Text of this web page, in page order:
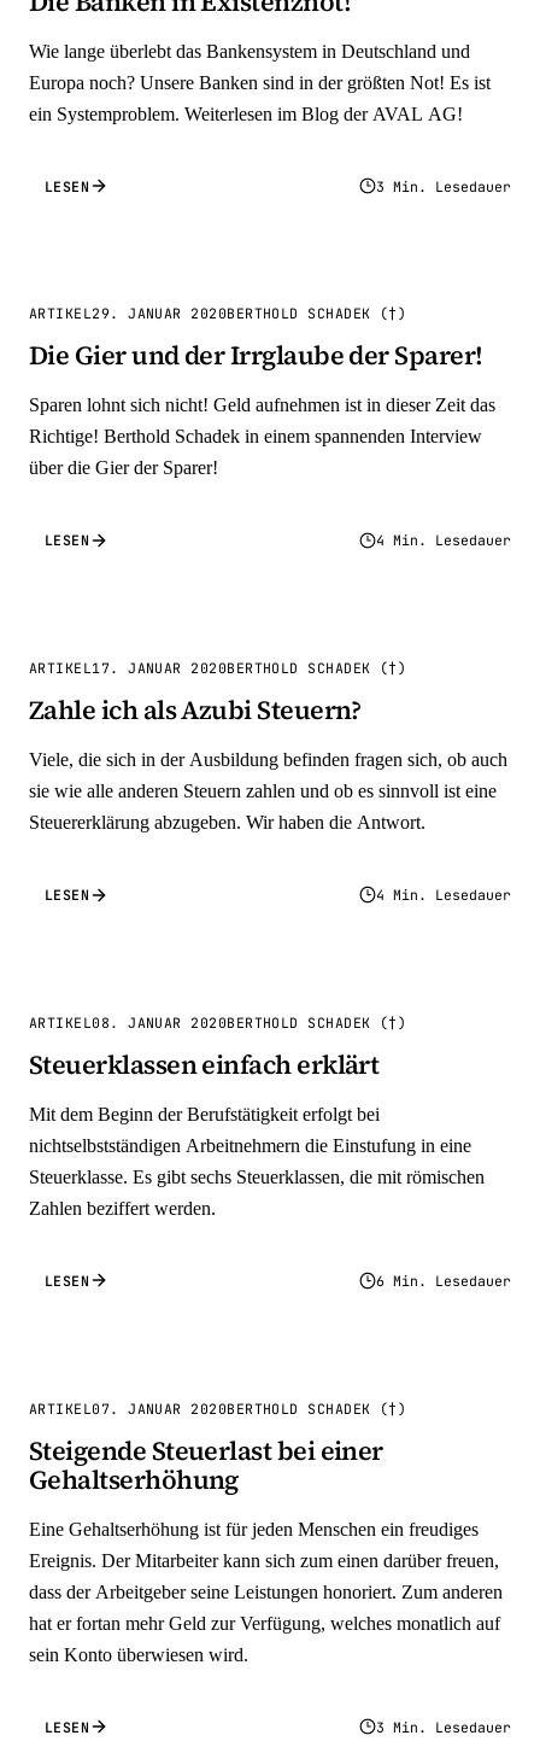
Wie lange überlebt das Bankensystem in Deutschland und
Europa noch? Unsere Banken sind in der größten Not! Es ist
ein Systemproblem. Weiterlesen im Blog der AVAL AG!
LESEN 3 Min. Lesedauer
ARTIKEL29. JANUAR 2020BERTHOLD SCHADEK (†)
Die Gier und der Irrglaube der Sparer!
Sparen lohnt sich nicht! Geld aufnehmen ist in dieser Zeit das
Richtige! Berthold Schadek in einem spannenden Interview
über die Gier der Sparer!
LESEN 4 Min. Lesedauer
ARTIKEL17. JANUAR 2020BERTHOLD SCHADEK (†)
Zahle ich als Azubi Steuern?
Viele, die sich in der Ausbildung befinden fragen sich, ob auch
sie wie alle anderen Steuern zahlen und ob es sinnvoll ist eine
Steuererklärung abzugeben. Wir haben die Antwort.
LESEN 4 Min. Lesedauer
ARTIKEL08. JANUAR 2020BERTHOLD SCHADEK (†)
Steuerklassen einfach erklärt
Mit dem Beginn der Berufstätigkeit erfolgt bei
nichtselbstständigen Arbeitnehmern die Einstufung in eine
Steuerklasse. Es gibt sechs Steuerklassen, die mit römischen
Zahlen beziffert werden.
LESEN 6 Min. Lesedauer
ARTIKEL 07. JANUAR 2020BERTHOLD SCHADEK (†)
Steigende Steuerlast bei einer
Gehaltserhöhung
Eine Gehaltserhöhung ist für jeden Menschen ein freudiges
Ereignis. Der Mitarbeiter kann sich zum einen darüber freuen,
dass der Arbeitgeber seine Leistungen honoriert. Zum anderen
hat er fortan mehr Geld zur Verfügung, welches monatlich auf
sein Konto überwiesen wird.
LESEN 3 Min. Lesedauer